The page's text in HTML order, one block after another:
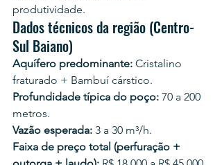
produtividade.
Dados técnicos da região (Centro-
Sul Baiano)
Aquífero predominante: Cristalino
fraturado + Bambuí cárstico.
Profundidade típica do poço: 70 a 200
metros.
Vazão esperada: 3 a 30 m³/h.
Faixa de preço total (perfuração +